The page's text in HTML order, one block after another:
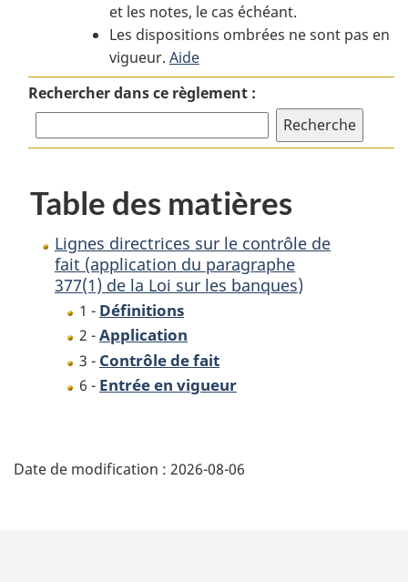
le
contrôle
de
fait
(application
paragraphe
de
la
Loi
sur
les
banques
sur
le
contrôle
de
fait
du
377(1)
de
la
Loi
sur
les
banques
sur
le
de
(application
du
377(1)
de
la
Loi
sur
et les notes, le cas échéant.
Les dispositions ombrées ne sont pas en
vigueur. Aide
Rechercher dans ce règlement :
Table des matières
Lignes directrices sur le contrôle de
fait (application du paragraphe
377(1) de la Loi sur les banques)
1 - Définitions
2 -Application
3 - Contrôle de fait
6 - Entrée en vigueur
é
Date de modification : 2026-08-06